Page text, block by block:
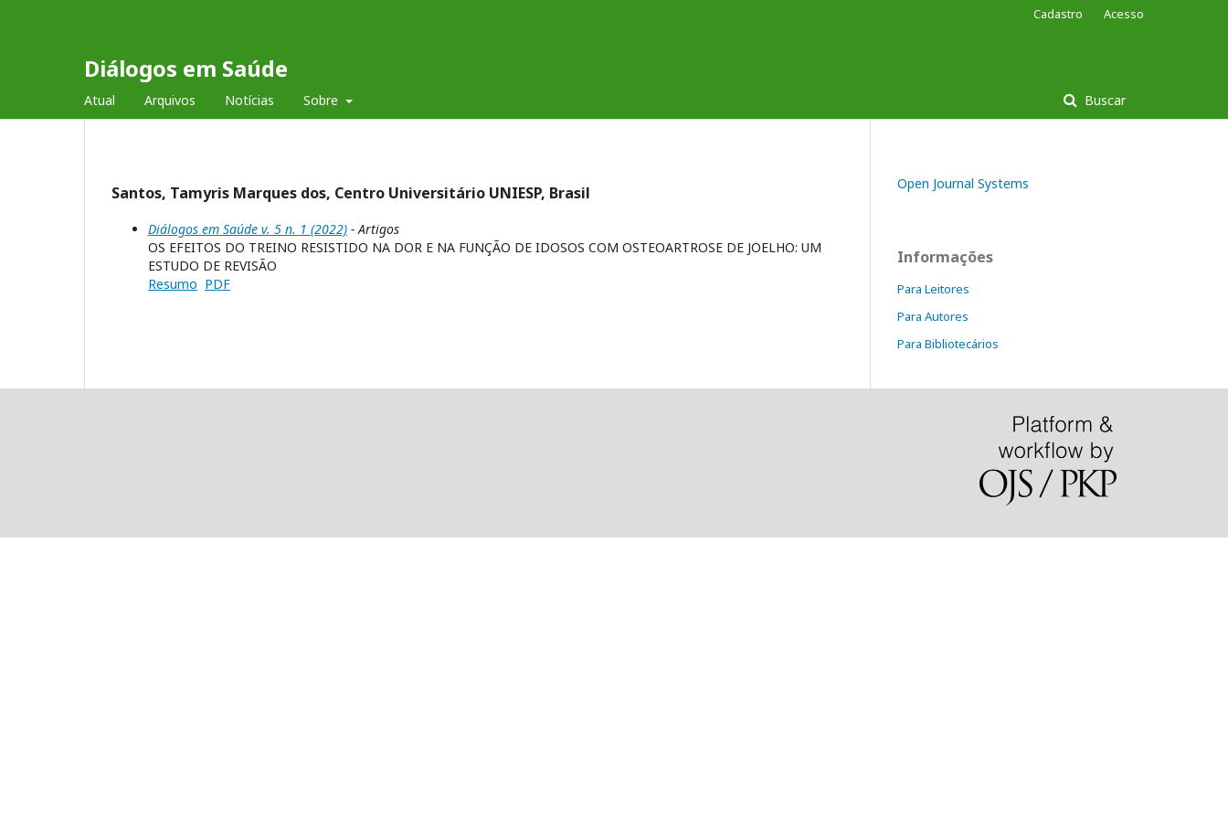
Diálogos em Saúde
Atual Arquivos Notícias Sobre Buscar
Cadastro Acesso
Santos, Tamyris Marques dos, Centro Universitário UNIESP, Brasil
Diálogos em Saúde v. 5 n. 1 (2022) - Artigos
OS EFEITOS DO TREINO RESISTIDO NA DOR E NA FUNÇÃO DE IDOSOS COM OSTEOARTROSE DE JOELHO: UM
ESTUDO DE REVISÃO
Resumo PDF
Open Journal Systems
Informações
Para Leitores
Para Autores
Para Bibliotecários